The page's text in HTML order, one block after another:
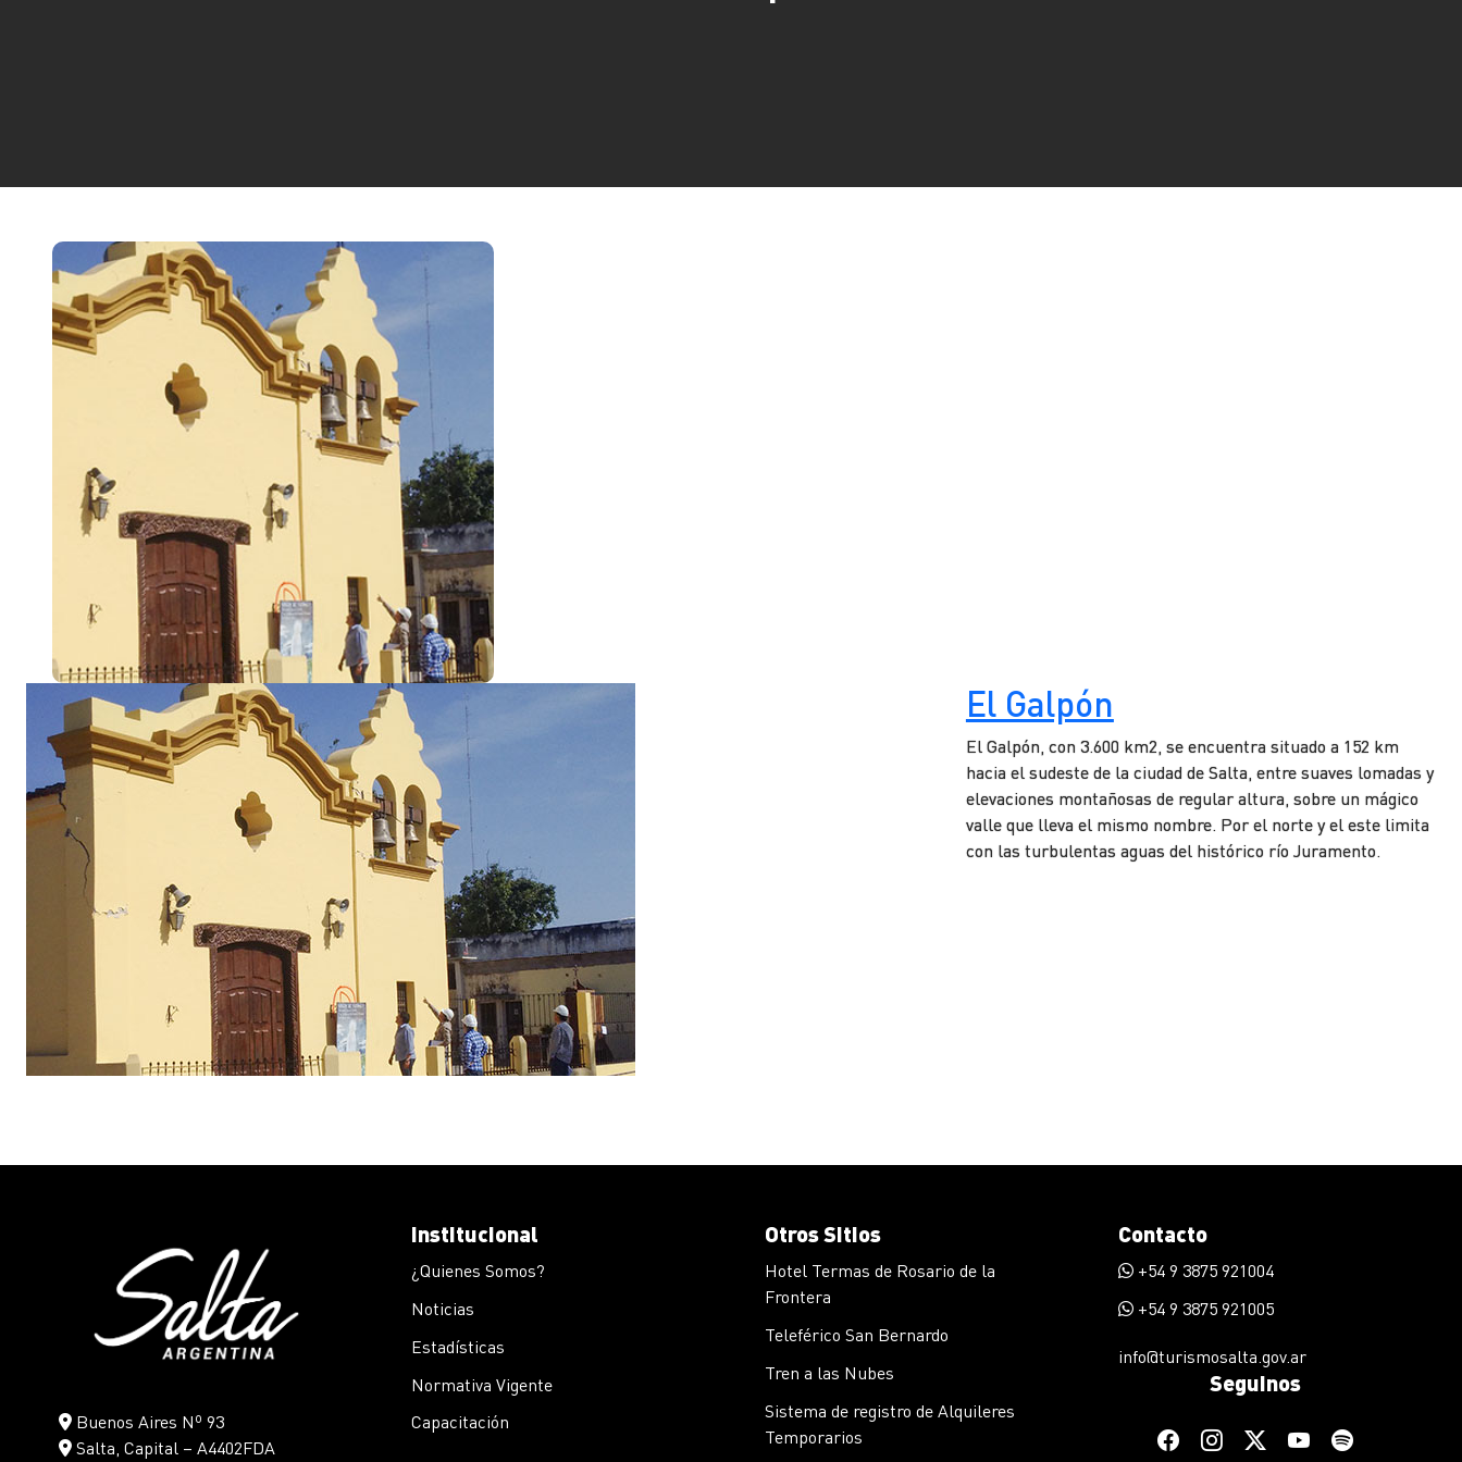
El Galpón
El Galpón, con 3.600 km2, se encuentra situado a 152 km
hacia el sudeste de la ciudad de Salta, entre suaves lomadas y
elevaciones montañosas de regular altura, sobre un mágico
valle que lleva el mismo nombre. Por el norte y el este limita
con las turbulentas aguas del histórico río Juramento.
Buenos Aires Nº 93
Salta, Capital – A4402FDA
Institucional
¿Quienes Somos?
Noticias
Estadísticas
Normativa Vigente
Capacitación
Otros Sitios
Hotel Termas de Rosario de la
Frontera
Teleférico San Bernardo
Tren a las Nubes
Sistema de registro de Alquileres
Temporarios
Contacto
+54 9 3875 921004
+54 9 3875 921005
info@turismosalta.gov.ar
Seguinos